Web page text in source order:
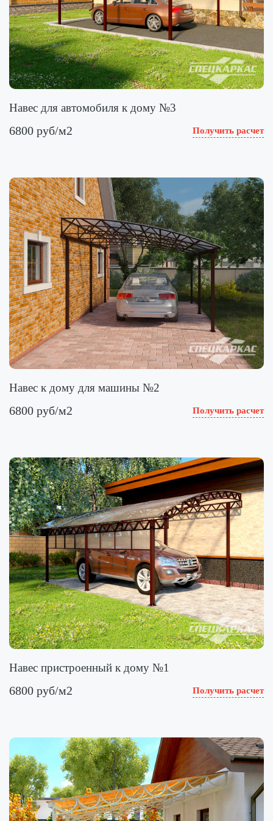
Навес для автомобиля к дому №3
6800 руб/м2 Получить расчет
Навес к дому для машины №2
6800 руб/м2 Получить расчет
Навес пристроенный к дому №1
6800 руб/м2 Получить расчет